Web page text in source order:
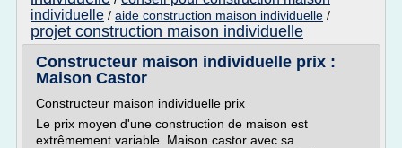
individuelle / aide construction maison individuelle /
projet construction maison individuelle
Constructeur maison individuelle prix :
Maison Castor
Constructeur maison individuelle prix
Le prix moyen d'une construction de maison est
extrêmement variable. Maison castor avec sa